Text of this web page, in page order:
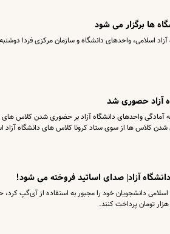
ها برگزار می شود
دانشگاه و سازمان مرکزی فردا دوشنبه ۱۳ تیر تعطیل است اما امتحانات به صورت حضوری برگزار خواهد شد.
آزاد حصوری شد
آمادگی واحدهای دانشگاه آزاد بر حضوری شدن کلاس
آزاد| صدای اساتید فروخته می شود!
اسلامی دانشجویان خود را مجبور به استفاده از آی‌گپ